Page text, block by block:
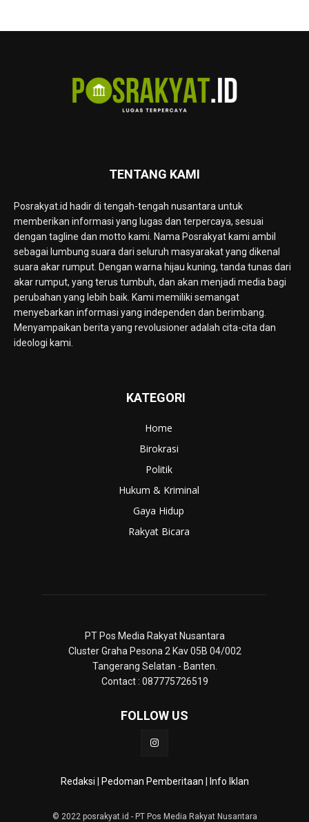
TENTANG KAMI
Posrakyat.id hadir di tengah-tengah nusantara untuk
memberikan informasi yang lugas dan terpercaya, sesuai
dengan tagline dan motto kami. Nama Posrakyat kami ambil
sebagai lumbung suara dari seluruh masyarakat yang dikenal
suara akar rumput. Dengan warna hijau kuning, tanda tunas dari
akar rumput, yang terus tumbuh, dan akan menjadi media bagi
perubahan yang lebih baik. Kami memiliki semangat
menyebarkan informasi yang independen dan berimbang.
Menyampaikan berita yang revolusioner adalah cita-cita dan
ideologi kami.
KATEGORI
Home
Birokrasi
Politik
Hukum & Kriminal
Gaya Hidup
Rakyat Bicara
PT Pos Media Rakyat Nusantara
Cluster Graha Pesona 2 Kav 05B 04/002
Tangerang Selatan - Banten.
Contact : 087775726519
FOLLOW US
Redaksi Pedoman Pemberitaan Info Iklan
© 2022 posrakyat.id - PT Pos Media Rakyat Nusantara